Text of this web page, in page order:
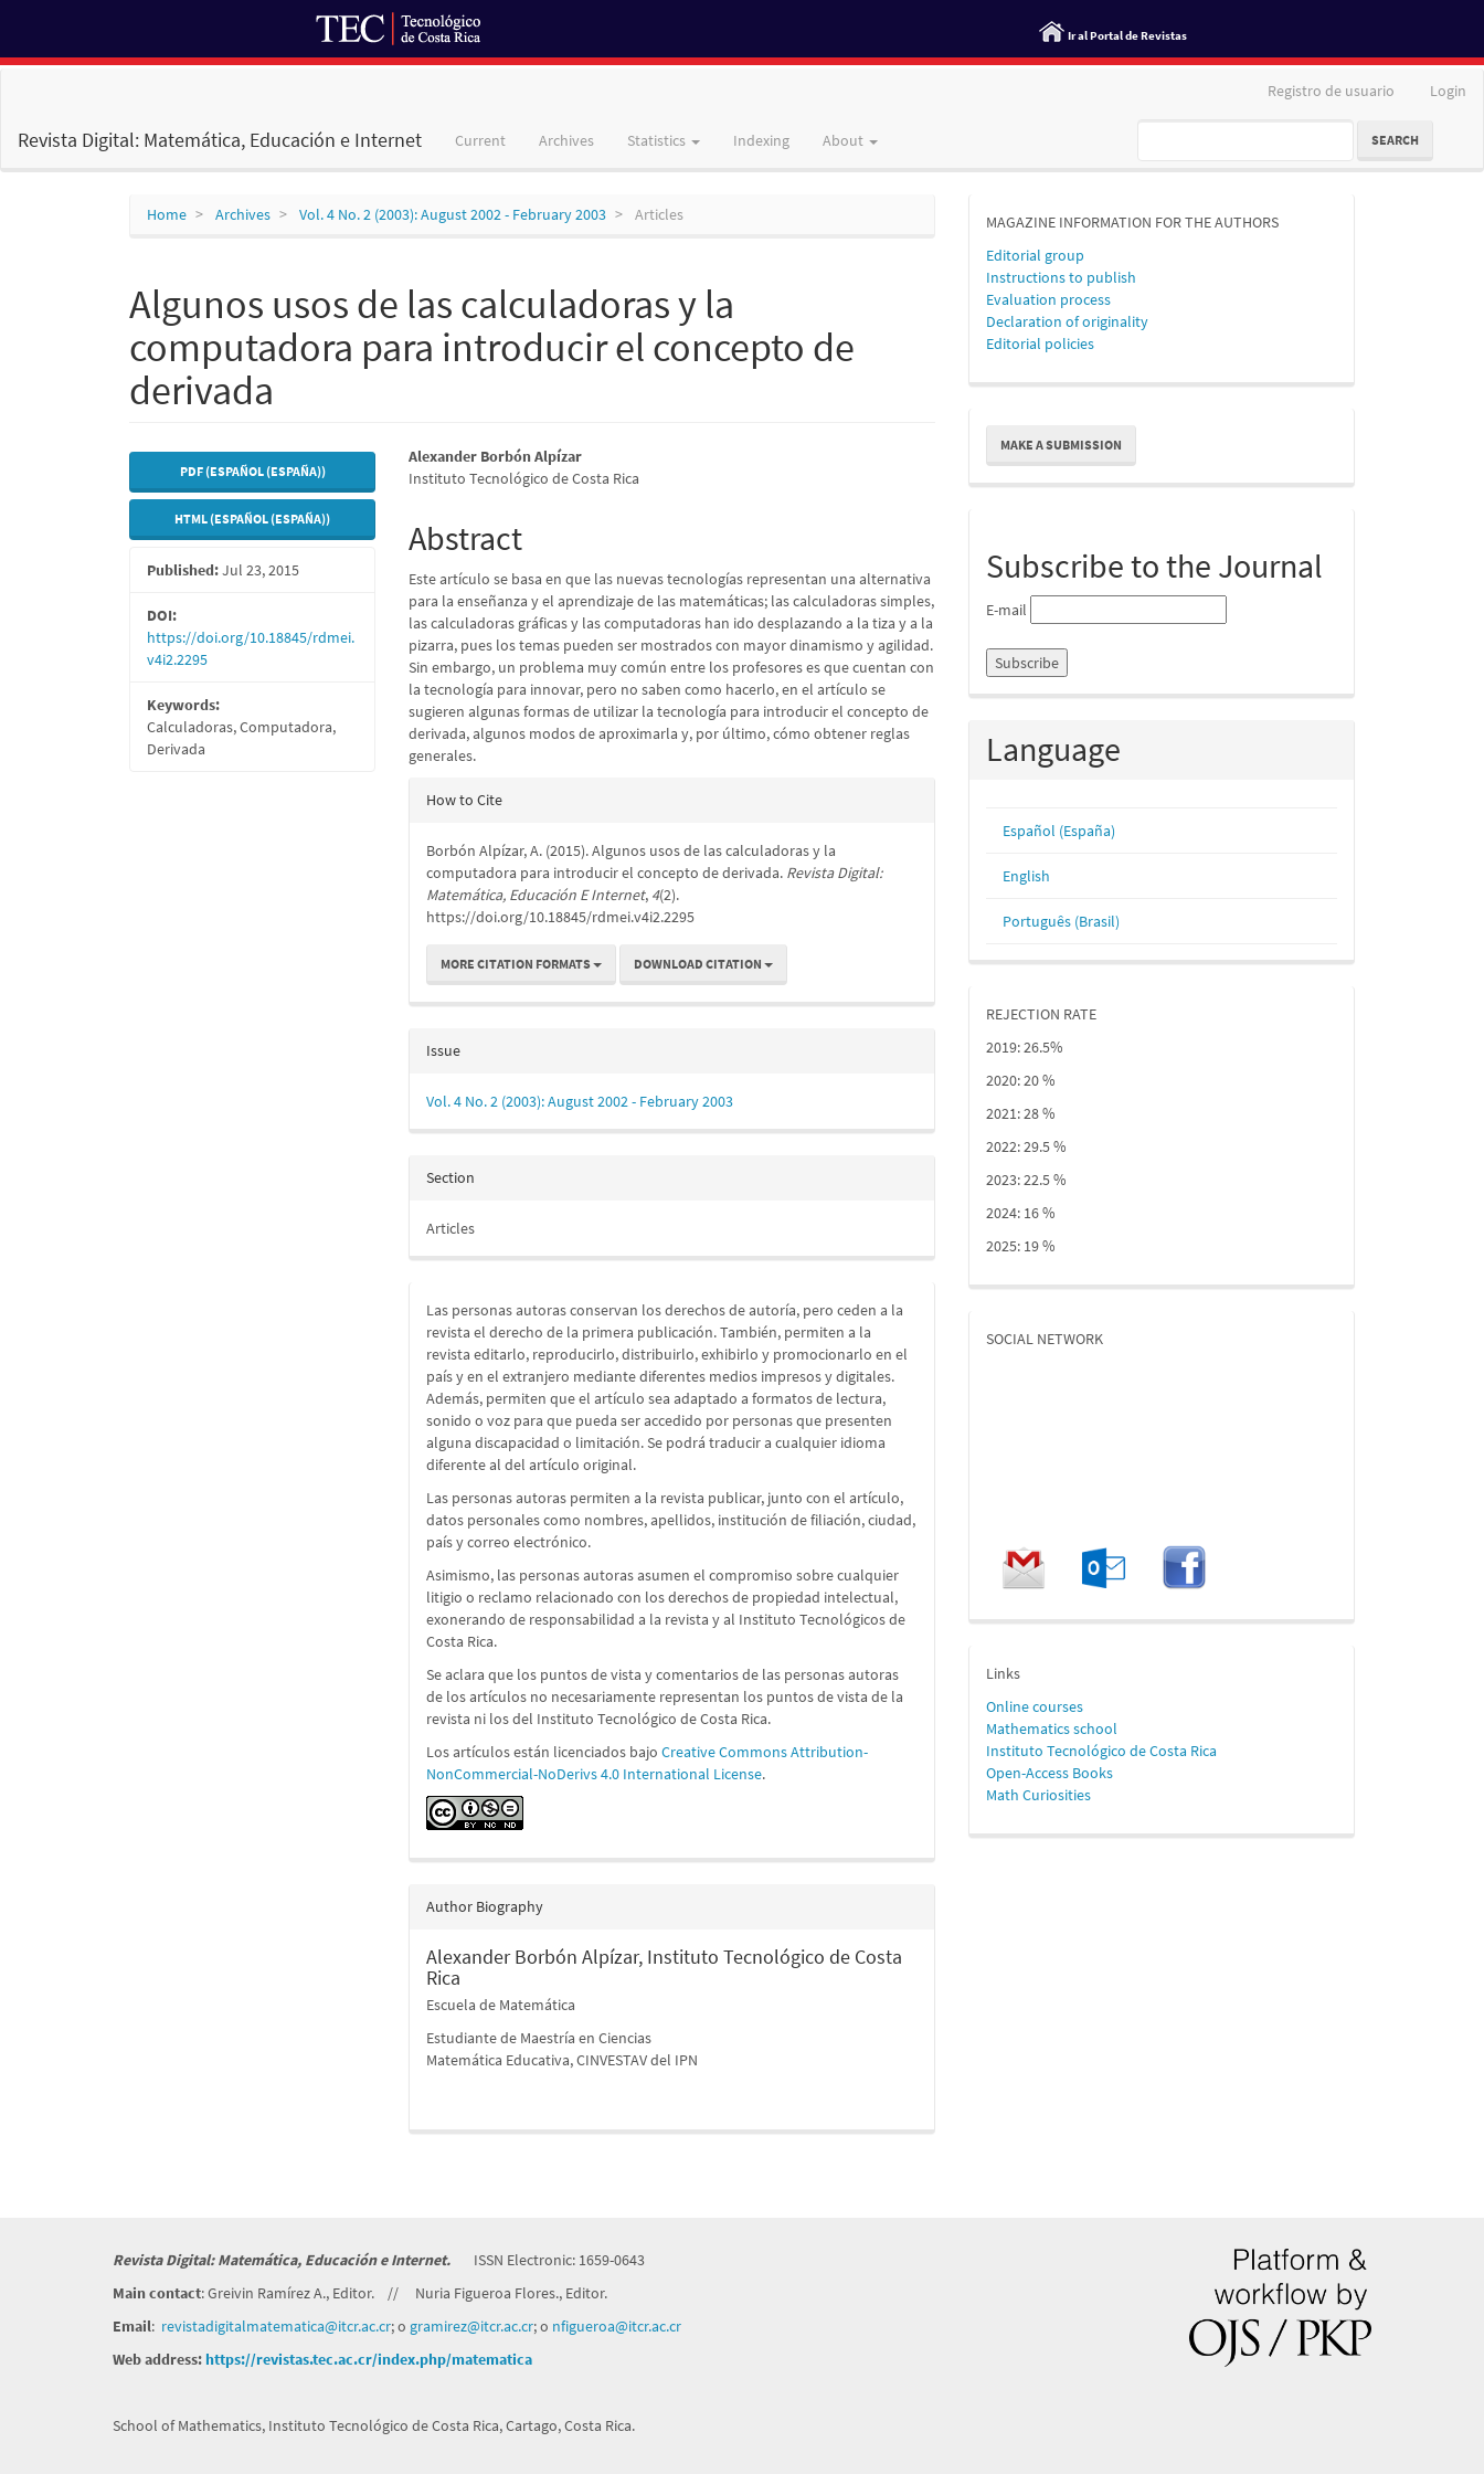
Ir al Portal de Revistas
Content
Registro de usuario Login
Revista Digital: Matemática, Educación e Internet Current Archives Statistics Indexing About SEARCH
Home Archives Vol. 4 No. 2 (2003): August 2002 - February 2003 Articles
Algunos usos de las calculadoras y la
computadora para introducir el concepto de
derivada
Article
Sidebar
PDF (ESPAÑOL (ESPAÑA))
HTML (ESPAÑOL (ESPAÑA))
Published:Jul 23, 2015
DOI:
https://doi.org/10.18845/rdmei.
v4i2.2295
Keywords:
Calculadoras, Computadora,
Derivada
Main
Article
Content
Alexander Borbón Alpízar
Instituto Tecnológico de Costa Rica
Abstract
Este artículo se basa en que las nuevas tecnologías representan una alternativa
para la enseñanza y el aprendizaje de las matemáticas; las calculadoras simples,
las calculadoras gráficas y las computadoras han ido desplazando a la tiza y a la
pizarra, pues los temas pueden ser mostrados con mayor dinamismo y agilidad.
Sin embargo, un problema muy común entre los profesores es que cuentan con
la tecnología para innovar, pero no saben como hacerlo, en el artículo se
sugieren algunas formas de utilizar la tecnología para introducir el concepto de
derivada, algunos modos de aproximarla y, por último, cómo obtener reglas
generales.
Article
How to Cite
Borbón Alpízar, A. (2015). Algunos usos de las calculadoras y la
computadora para introducir el concepto de derivada. Revista Digital:
Matemática, Educación E Internet, 4(2).
https://doi.org/10.18845/rdmei.v4i2.2295
MORE CITATION FORMATS DOWNLOAD CITATION
Issue
Vol. 4 No. 2 (2003): August 2002 - February 2003
Section
Articles
Las personas autoras conservan los derechos de autoría, pero ceden a la
revista el derecho de la primera publicación. También, permiten a la
revista editarlo, reproducirlo, distribuirlo, exhibirlo y promocionarlo en el
país y en el extranjero mediante diferentes medios impresos y digitales.
Además, permiten que el artículo sea adaptado a formatos de lectura,
sonido o voz para que pueda ser accedido por personas que presenten
alguna discapacidad o limitación. Se podrá traducir a cualquier idioma
diferente al del artículo original.
Las personas autoras permiten a la revista publicar, junto con el artículo,
datos personales como nombres, apellidos, institución de filiación, ciudad,
país y correo electrónico.
Asimismo, las personas autoras asumen el compromiso sobre cualquier
litigio o reclamo relacionado con los derechos de propiedad intelectual,
exonerando de responsabilidad a la revista y al Instituto Tecnológicos de
Costa Rica.
Se aclara que los puntos de vista y comentarios de las personas autoras
de los artículos no necesariamente representan los puntos de vista de la
revista ni los del Instituto Tecnológico de Costa Rica.
Los artículos están licenciados bajoCreative Commons Attribution-
NonCommercial-NoDerivs 4.0 International License.
Author Biography
Alexander Borbón Alpízar, Instituto Tecnológico de Costa
Rica
Escuela de Matemática
Estudiante de Maestría en Ciencias
Matemática Educativa, CINVESTAV del IPN
MAGAZINE INFORMATION FOR THE AUTHORS
Editorial group
Instructions to publish
Evaluation process
Declaration of originality
Editorial policies
Make
Submission
MAKE A SUBMISSION
Subscribe to the Journal
E-mail
Language
Español (España)
English
Português (Brasil)
REJECTION RATE
2019: 26.5%
2020: 20 %
2021: 28 %
2022: 29.5 %
2023: 22.5 %
2024: 16 %
2025: 19 %
SOCIAL NETWORK
enlaces
Links
Onlinecourses
Mathematics school
Instituto Tecnológico de Costa Rica
Open-Access Books
Math Curiosities
Revista Digital: Matemática, Educación e Internet.
ISSN Electronic: 1659-0643
Main contact: Greivin Ramírez A., Editor. // Nuria Figueroa Flores., Editor.
Email: revistadigitalmatematica@itcr.ac.cr; o gramirez@itcr.ac.cr; o nfigueroa@itcr.ac.cr
Web address: https://revistas.tec.ac.cr/index.php/matematica
School of Mathematics, Instituto Tecnológico de Costa Rica, Cartago, Costa Rica.